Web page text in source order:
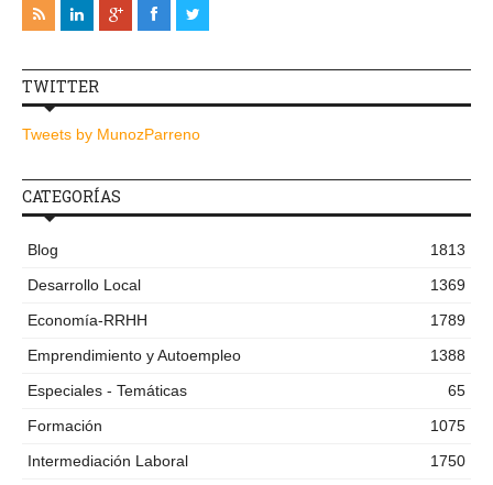
TWITTER
Tweets by MunozParreno
CATEGORÍAS
Blog
1813
Desarrollo Local
1369
Economía-RRHH
1789
Emprendimiento y Autoempleo
1388
Especiales - Temáticas
65
Formación
1075
Intermediación Laboral
1750